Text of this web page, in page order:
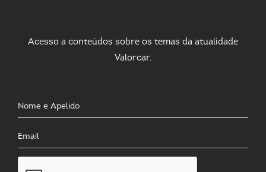
Acesso a conteúdos sobre os temas da atualidade
Valorcar.